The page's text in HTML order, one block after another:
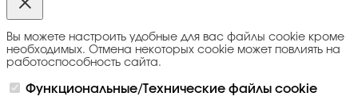
Вы можете настроить удобные для вас файлы cookie кроме
необходимых. Отмена некоторых cookie может повлиять на
работоспособность сайта.
Функциональные/Технические файлы cookie